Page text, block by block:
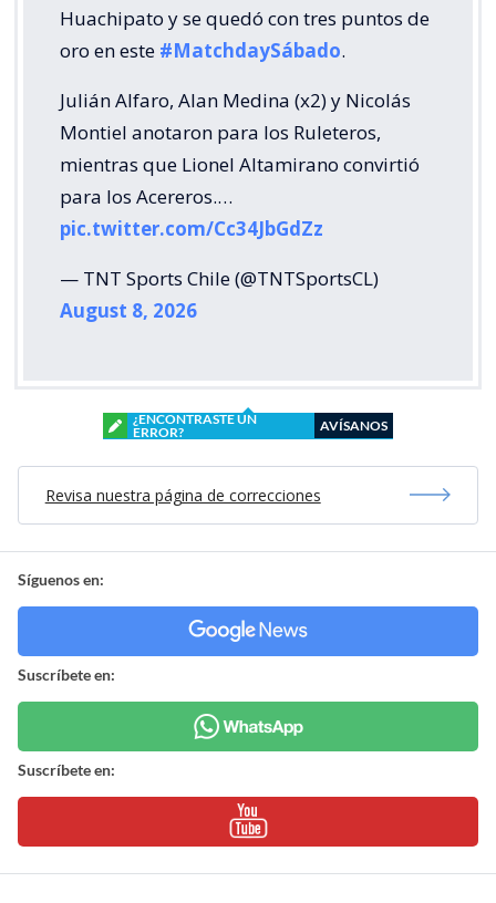
Huachipato y se quedó con tres puntos de
oro en este #MatchdaySábado.
Julián Alfaro, Alan Medina (x2) y Nicolás
Montiel anotaron para los Ruleteros,
mientras que Lionel Altamirano convirtió
para los Acereros.…
pic.twitter.com/Cc34JbGdZz
— TNT Sports Chile (@TNTSportsCL)
August 8, 2026
¿ENCONTRASTE UN
ERROR?
AVÍSANOS
Revisa nuestra página de correcciones
Síguenos en:
Suscríbete en:
Suscríbete en: